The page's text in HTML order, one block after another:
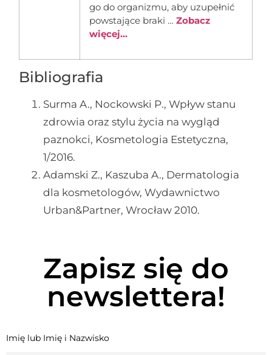
go do organizmu, aby uzupełnić
powstające braki …Zobacz
więcej...
Bibliografia
Surma A., Nockowski P., Wpływ stanu
zdrowia oraz stylu życia na wygląd
paznokci, Kosmetologia Estetyczna,
1/2016.
Adamski Z., Kaszuba A., Dermatologia
dla kosmetologów, Wydawnictwo
Urban&Partner, Wrocław 2010.
Zapisz się do
newslettera!
Imię lub Imię i Nazwisko